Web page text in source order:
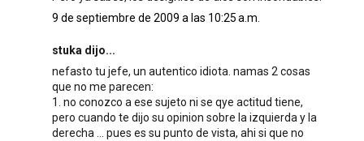
9 de septiembre de 2009 a las 10:25 a.m.
stuka dijo...
nefasto tu jefe, un autentico idiota. namas 2 cosas
que no me parecen:
1. no conozco a ese sujeto ni se qye actitud tiene,
pero cuando te dijo su opinion sobre la izquierda y la
derecha ... pues es su punto de vista, ahi si que no